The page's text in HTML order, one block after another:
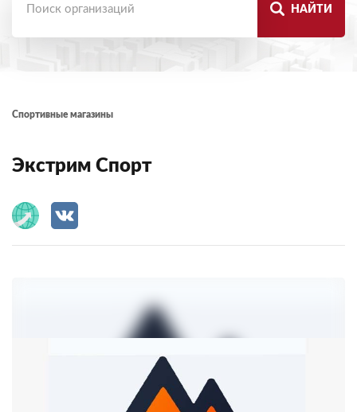
НАЙТИ
Спортивные магазины
Экстрим Спорт